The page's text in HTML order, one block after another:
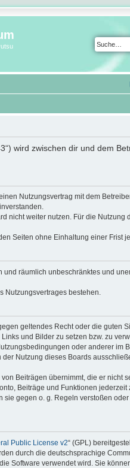
wird zwischen dir und dem
Nutzungsvertrag mit dem
nicht weiter nutzen. Für die Nutzung
Seiten ohne Einhaltung einer Frist
räumlich unbeschränktes und
Nutzungsvertrages bestehen.
geltendes Recht oder die guten
und Bilder zu setzen bzw. zu
oder anderer im
Nutzung dieses Boards
Beiträgen übernimmt, die er nicht
Beiträge und Funktionen
gegen o. g. Regeln verstoßen
Public License v2“ (GPL)
durch die deutschsprachige
Software verwendet wird. Sie